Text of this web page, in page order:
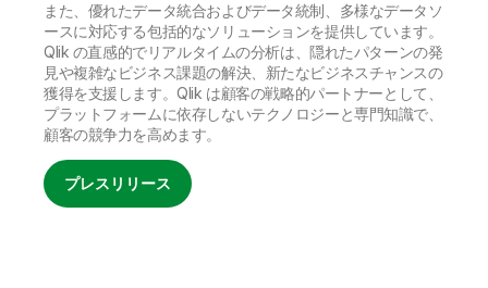
また、優れたデータ統合およびデータ統制、多様なデータソ
ースに対応する包括的なソリューションを提供しています。
Qlik の直感的でリアルタイムの分析は、隠れたパターンの発
見や複雑なビジネス課題の解決、新たなビジネスチャンスの
獲得を支援します。Qlik は顧客の戦略的パートナーとして、
プラットフォームに依存しないテクノロジーと専門知識で、
顧客の競争力を高めます。
プレスリリース